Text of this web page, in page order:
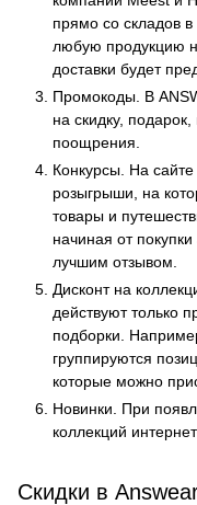
прямо со складов
любую продукцию
доставки будет
Промокоды. В
на скидку,
поощрения.
Конкурсы. На
розыгрыши, на
товары и
начиная от
лучшим отзывом.
Дисконт на
действуют только
подборки.
группируются
которые можно
Новинки. При
коллекций
Скидки в